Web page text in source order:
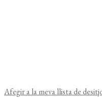
Afegir a la meva llista de